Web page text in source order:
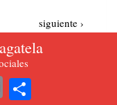
Email
Siguiente
página
siguiente ›